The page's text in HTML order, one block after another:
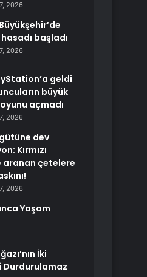
2026
başladı
2026
geldi
büyük
açmadı
2026
dev
Kırmızı
aranan çetelere
2026
Yaşam
İki
Durdurulamaz